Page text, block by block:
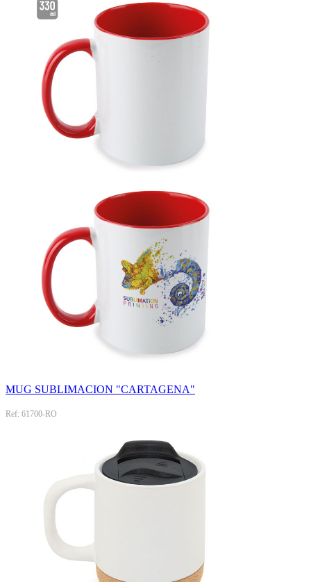
MUG SUBLIMACION "CARTAGENA"
Ref: 61700-RO